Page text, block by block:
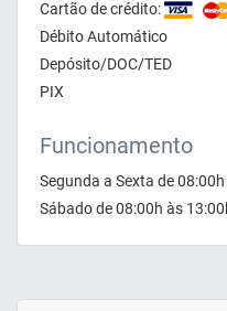
Cartão de crédito:
Débito Automático
Depósito/DOC/TED
PIX
Funcionamento
Segunda a Sexta de
Sábado de 08:00h às